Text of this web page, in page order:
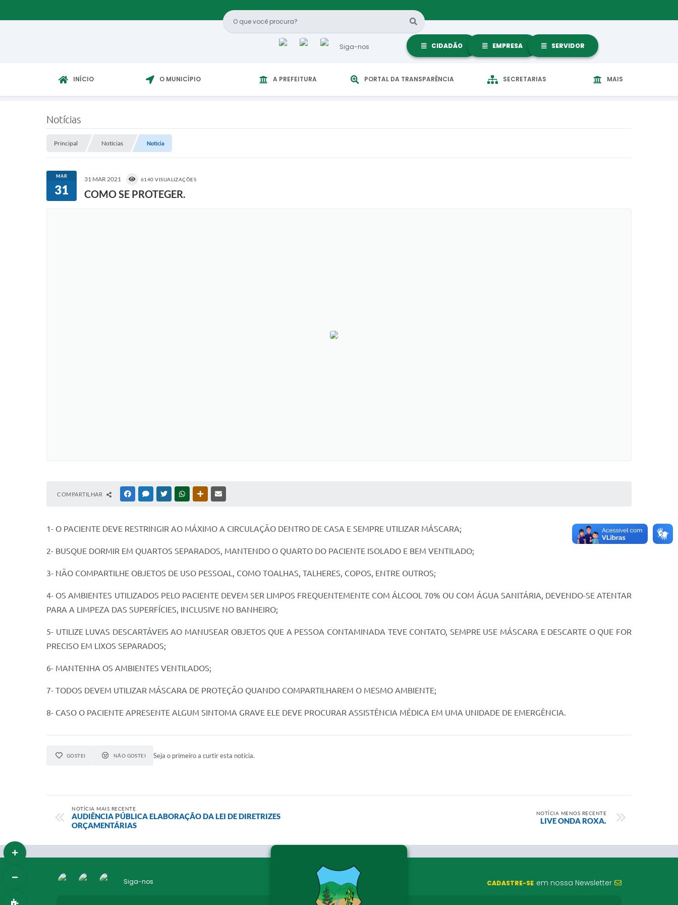
Siga-nos CIDADÃO EMPRESA SERVIDOR
INÍCIO O MUNICÍPIO A PREFEITURA PORTAL DA TRANSPARÊNCIA SECRETARIAS MAIS
Notícias
Principal Notícias Notícia
MAR
31
31 MAR 2021 6140 VISUALIZAÇÕES
COMO SE PROTEGER.
COMPARTILHAR FACEBOOKMESSENGER
TWITTERWHATSAPPOUTRAS MÍDIAS
1- O PACIENTE DEVE RESTRINGIR AO MÁXIMO A CIRCULAÇÃO DENTRO DE CASA E SEMPRE UTILIZAR MÁSCARA;
2- BUSQUE DORMIR EM QUARTOS SEPARADOS, MANTENDO O QUARTO DO PACIENTE ISOLADO E BEM VENTILADO;
3- NÃO COMPARTILHE OBJETOS DE USO PESSOAL, COMO TOALHAS, TALHERES, COPOS, ENTRE OUTROS;
4- OS AMBIENTES UTILIZADOS PELO PACIENTE DEVEM SER LIMPOS FREQUENTEMENTE COM ÁLCOOL 70% OU COM ÁGUA SANITÁRIA, DEVENDO-SE ATENTAR
PARA A LIMPEZA DAS SUPERFÍCIES, INCLUSIVE NO BANHEIRO;
5- UTILIZE LUVAS DESCARTÁVEIS AO MANUSEAR OBJETOS QUE A PESSOA CONTAMINADA TEVE CONTATO, SEMPRE USE MÁSCARA E DESCARTE O QUE FOR
PRECISO EM LIXOS SEPARADOS;
6- MANTENHA OS AMBIENTES VENTILADOS;
7- TODOS DEVEM UTILIZAR MÁSCARA DE PROTEÇÃO QUANDO COMPARTILHAREM O MESMO AMBIENTE;
8- CASO O PACIENTE APRESENTE ALGUM SINTOMA GRAVE ELE DEVE PROCURAR ASSISTÊNCIA MÉDICA EM UMA UNIDADE DE EMERGÊNCIA.
GOSTEI NÃO GOSTEI Seja o primeiro a curtir esta notícia.
NOTÍCIA MAIS RECENTE
AUDIÊNCIA PÚBLICA ELABORAÇÃO DA LEI DE DIRETRIZES
ORÇAMENTÁRIAS
NOTÍCIA MENOS RECENTE
LIVE ONDA ROXA.
Siga-nos CADASTRE-SE em nossa Newsletter